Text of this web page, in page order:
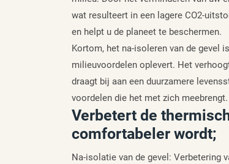
wat resulteert in een lagere CO2-
en helpt u de planeet te beschermen.
Kortom, het na-isoleren van de gevel
milieuvoordelen oplevert. Het
draagt bij aan een duurzamere
voordelen die het met zich meebrengt.
Verbetert de
comfortabeler wordt;
Na-isolatie van de gevel: